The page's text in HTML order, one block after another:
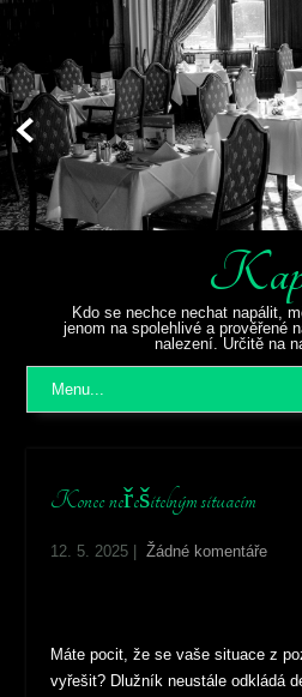
Kdo se nechce nechat napálit,
jenom na spolehlivé a prověřené
nalezení. Určitě na
Menu...
Konec neřešitelným situacím
12. 5. 2025 |Žádné komentáře
Máte pocit, že se vaše situace z
vyřešit? Dlužník neustále odkládá